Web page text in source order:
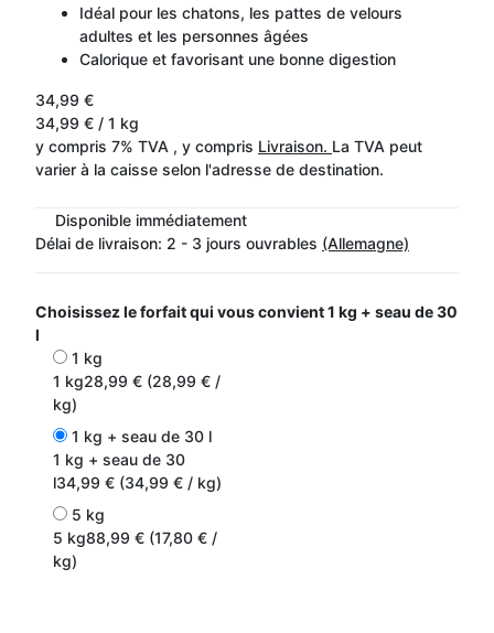
Idéal pour les chatons, les pattes de velours
adultes et les personnes âgées
Calorique et favorisant une bonne digestion
34,99 €
34,99 € / 1 kg
y compris 7% TVA , y compris Livraison. La TVA peut
varier à la caisse selon l'adresse de destination.
Disponible immédiatement
Délai de livraison: 2 - 3 jours ouvrables (Allemagne)
Choisissez le forfait qui vous convient1 kg + seau de 30
l
1 kg
1 kg28,99 € (28,99 € /
kg)
1 kg + seau de 30 l
1 kg + seau de 30
l34,99 € (34,99 € / kg)
5 kg
5 kg88,99 € (17,80 € /
kg)